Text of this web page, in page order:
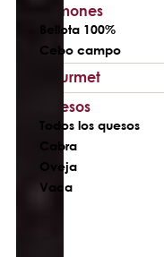
Jamones
Bellota 100%
Cebo campo
Gourmet
Quesos
Todos los quesos
Cabra
Oveja
Vaca